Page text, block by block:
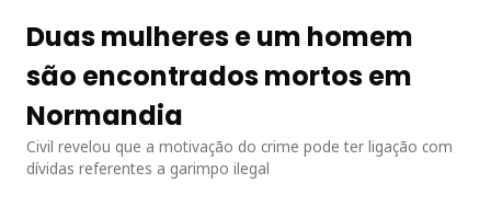
Duas mulheres e um homem
são encontrados mortos em
Normandia
Civil revelou que a motivação do crime pode ter ligação com
dívidas referentes a garimpo ilegal